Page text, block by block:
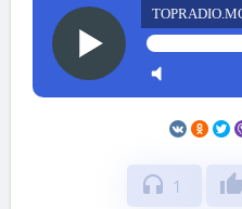
headphones 1